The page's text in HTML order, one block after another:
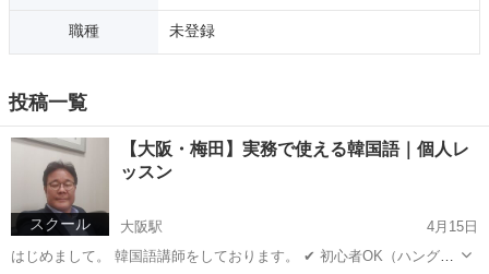
職種 未登録
投稿一覧
スクール
【大阪・梅田】実務で使える韓国語｜個人レ
ッスン
大阪駅
4月15日
はじめまして。 韓国語講師をしております。 ✔ 初心者OK（ハングル